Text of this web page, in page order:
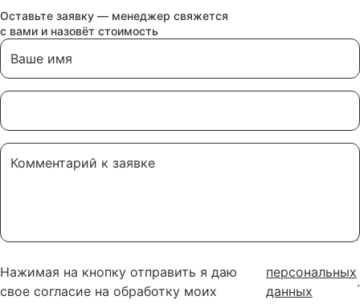
Оставьте заявку — менеджер свяжется
с вами и назовёт стоимость
Нажимая на кнопку отправить я даю
свое согласие на обработку моих
персональных
данных
.